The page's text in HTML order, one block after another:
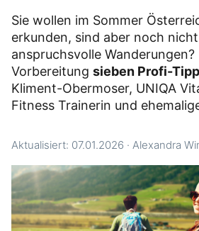
Sie wollen im Sommer
erkunden, sind aber noch
anspruchsvolle Wanderungen?
Vorbereitung sieben Profi-
Kliment-Obermoser, UNIQA
Fitness Trainerin und
Aktualisiert: 07.01.2026 · Alexandra